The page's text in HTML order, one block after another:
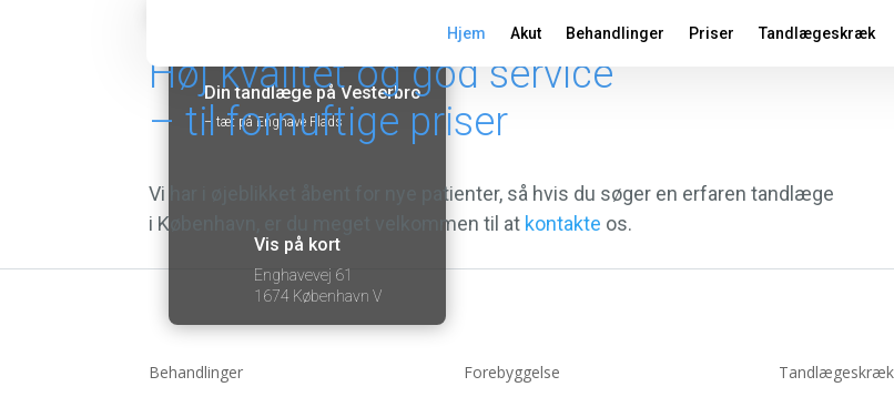
Hjem Akut Behandlinger Priser Tandlægeskræk
Din tandlæge på Vesterbro
– tæt på Enghave Plads
Vis på kort
Enghavevej 61
1674 København V
Høj kvalitet og god service
– til fornuftige priser
Vi har i øjeblikket åbent for nye patienter, så hvis du søger en erfaren tandlæge
i København, er du meget velkommen til at kontakte os.
Behandlinger Forebyggelse Tandlægeskræk